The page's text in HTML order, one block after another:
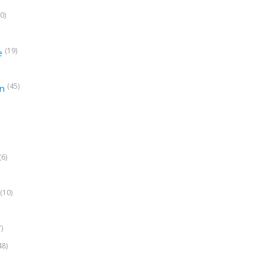
(19)
(45)
(10)